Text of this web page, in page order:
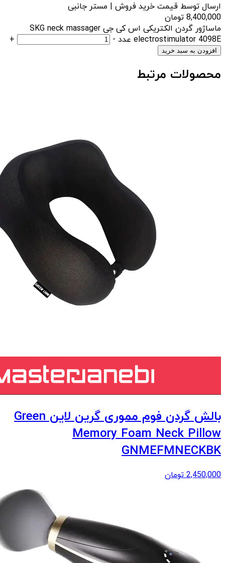
ارسال توسط قیمت خرید فروش | مستر جانبی
8,400,000 تومان
ماساژور گردن الکتریکی اس کی جی SKG neck massager
electrostimulator 4098E عدد
-
+
افزودن به سبد خرید
محصولات مرتبط
بالش گردن فوم مموری گرین لاین Green
Memory Foam Neck Pillow
GNMEFMNECKBK
2,450,000 تومان